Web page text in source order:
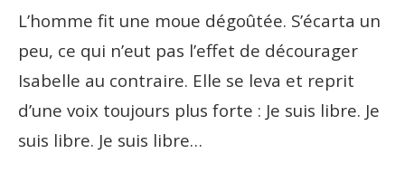
L’homme fit une moue dégoûtée. S’écarta un
peu, ce qui n’eut pas l’effet de décourager
Isabelle au contraire. Elle se leva et reprit
d’une voix toujours plus forte : Je suis libre. Je
suis libre. Je suis libre…